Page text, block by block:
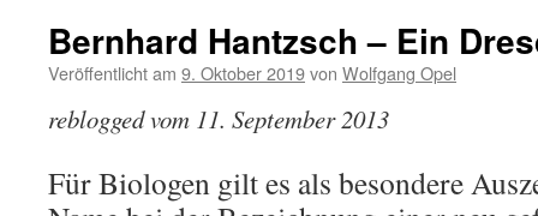
Bernhard Hantzsch – Ein
Veröffentlicht am 9. Oktober 2019von Wolfgang Opel
reblogged vom 11. September 2013
Für Biologen gilt es als besondere